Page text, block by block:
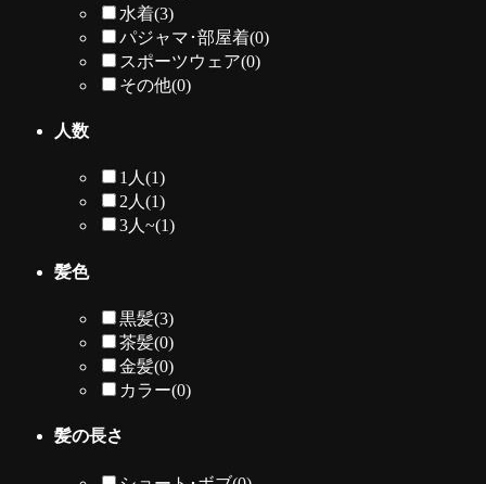
水着(3)
パジャマ･部屋着(0)
スポーツウェア(0)
その他(0)
人数
1人(1)
2人(1)
3人~(1)
髪色
黒髪(3)
茶髪(0)
金髪(0)
カラー(0)
髪の長さ